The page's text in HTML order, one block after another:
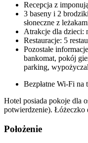
Recepcja z
3 baseny i 2
słoneczne z
Atrakcje dla dzieci:
Restauracje: 5
Pozostałe
bankomat, pokój
parking,
Bezpłatne Wi-Fi na
Hotel posiada pokoje dla
potwierdzenie). Łóżeczko
Położenie